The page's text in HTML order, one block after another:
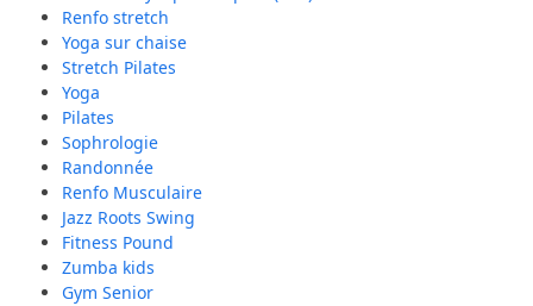
Renfo stretch
Yoga sur chaise
Stretch Pilates
Yoga
Pilates
Sophrologie
Randonnée
Renfo Musculaire
Jazz Roots Swing
Fitness Pound
Zumba kids
Gym Senior